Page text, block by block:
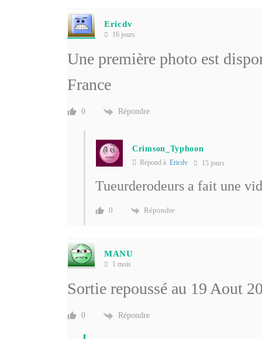
Ericdv
16 jours
Une première photo est
France
0 Répondre
Crimson_Typhoon
Répond à Ericdv 15 jours
Tueurderodeurs a fait une
0 Répondre
MANU
1 mois
Sortie repoussé au 19 Aout
0 Répondre